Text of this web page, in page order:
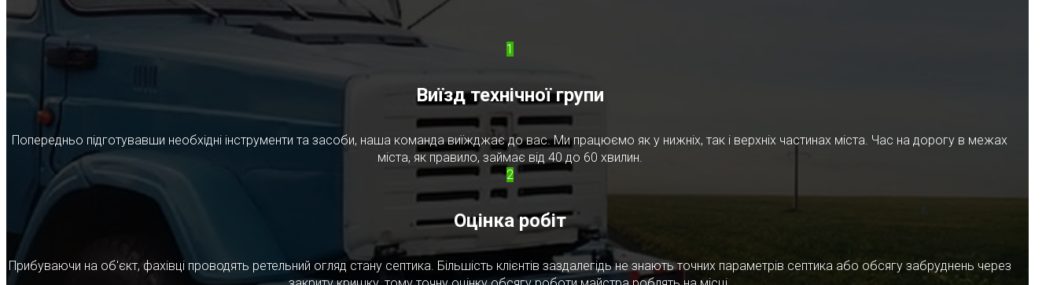
1
Виїзд технічної групи
Попередньо підготувавши необхідні інструменти та засоби, наша команда виїжджає до вас. Ми працюємо як у нижніх, так і верхніх частинах міста. Час на дорогу в межах
міста, як правило, займає від 40 до 60 хвилин.
2
Оцінка робіт
Прибуваючи на об'єкт, фахівці проводять ретельний огляд стану септика. Більшість клієнтів заздалегідь не знають точних параметрів септика або обсягу забруднень через